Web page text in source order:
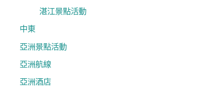
湛江景點活動
中東
亞洲景點活動
亞洲航線
亞洲酒店